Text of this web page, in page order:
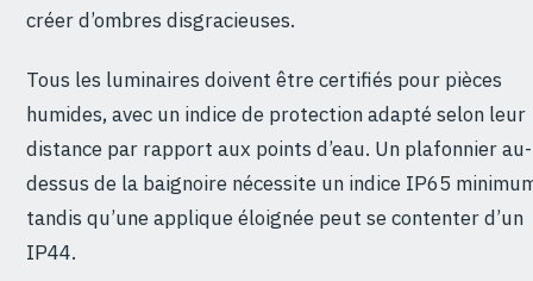
créer d’ombres disgracieuses.
Tous les luminaires doivent être certifiés pour pièces
humides, avec un indice de protection adapté selon leur
distance par rapport aux points d’eau. Un plafonnier au-
dessus de la baignoire nécessite un indice IP65
tandis qu’une applique éloignée peut se contenter d’un
IP44.